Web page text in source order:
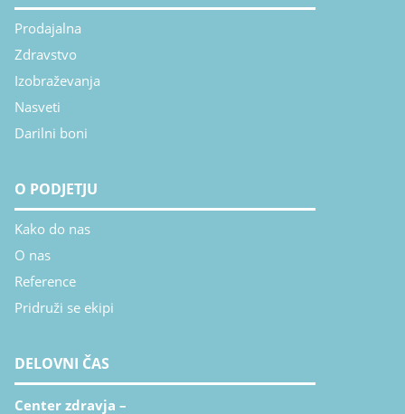
Prodajalna
Zdravstvo
Izobraževanja
Nasveti
Darilni boni
O PODJETJU
Kako do nas
O nas
Reference
Pridruži se ekipi
DELOVNI ČAS
Center zdravja –